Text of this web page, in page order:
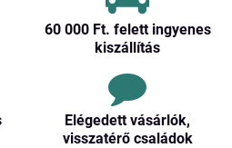
60 000 Ft​. felett ingyenes
kiszállítás
Elégedett vásárlók,
visszatérő családok